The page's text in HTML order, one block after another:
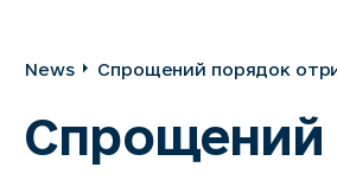
News
Спрощений порядок
Спрощений